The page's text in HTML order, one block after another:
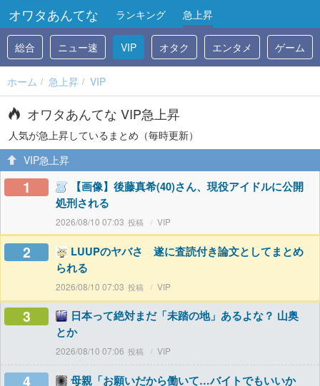
オワタあんてな ランキング 急上昇
総合 ニュー速 VIP オタク エンタメ ゲーム
ホーム 急上昇 VIP
オワタあんてな VIP急上昇
人気が急上昇しているまとめ（毎時更新）
VIP急上昇
1
【画像】後藤真希(40)さん、現役アイドルに公開
処刑される
2026/08/10 07:03 VIP
2
LUUPのヤバさ 遂に査読付き論文としてまとめ
られる
2026/08/10 07:03 VIP
3
日本って絶対まだ「未踏の地」あるよな？ 山奥
とか
2026/08/10 07:06 VIP
4
母親「お願いだから働いて…バイトでもいいか